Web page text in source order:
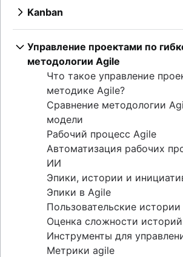
Спринты
Бэклоги продуктов
Обзоры итогов спринтов
Стендапы
Scrum-мастер
Ретроспективы agile
Scrum для распределенных
Роли в Scrum
Scrum of scrums
Agile-артефакты в Scrum
Показатели Scrum
Scrum в Jira и Confluence
Сравнение Agile и Scrum
Уточнение бэклога
Scrum-мастер и менеджер
Kanban
Что такое Kanban?
Лимиты незавершенной
Сравнение Kanban и Scrum
Карточки Kanban
Управление проектами по
методологии Agile
Что такое управление
методике Agile?
Сравнение методологии
модели
Рабочий процесс Agile
Автоматизация рабочих
ИИ
Эпики, истории и
Эпики в Agile
Пользовательские истории
Оценка сложности историй
Инструменты для
Метрики agile